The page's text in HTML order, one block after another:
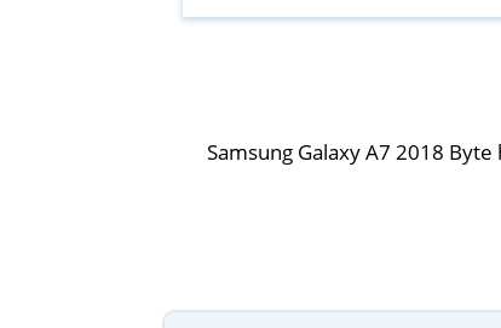
Samsung Galaxy A7 2018